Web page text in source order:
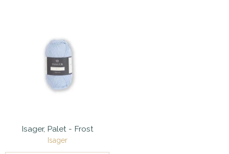
Isager, Palet - Frost
Isager